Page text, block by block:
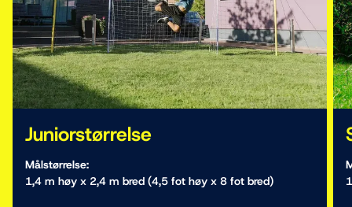
Juniorstørrelse
Målstørrelse:
1,4 m høy x 2,4 m bred (4,5 fot høy x 8 fot bred)